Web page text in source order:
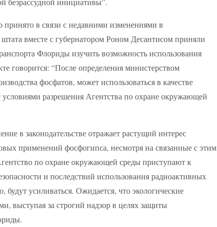
в связи с недавними изменениями в
вместе с губернатором Роном Десантисом приняли
Флориды изучить возможность использования
говорится: “После определения министерством
фосфатов, может использоваться в качестве
условиями разрешения Агентства по охране окружающей
в законодательстве отражает растущий интерес
применений фосфогипса, несмотря на связанные с этим
по охране окружающей среды приступают к
и последствий использования радиоактивных
усиливаться. Ожидается, что экологические
выступая за строгий надзор в целях защиты